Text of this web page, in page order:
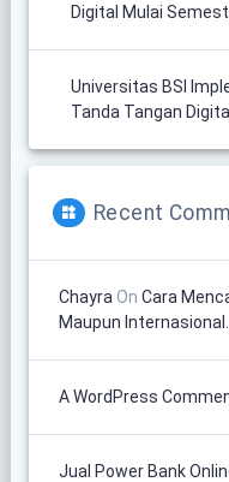
Digital Mulai
Universitas BSI
Tanda Tangan
Recent
Chayra On Cara
Maupun Internasional.
A WordPress
Jual Power Bank